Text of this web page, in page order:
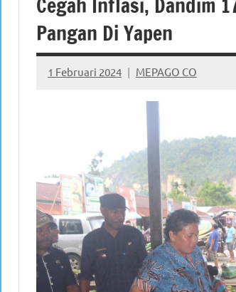
Pangan Di Yapen
1 Februari 2024 MEPAGO CO
No